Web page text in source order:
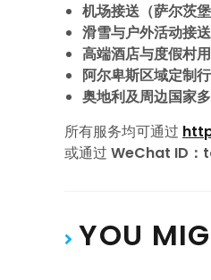
机场接送（萨尔茨
滑雪与户外活动接送
高端酒店与度假村
阿尔卑斯区域定制
奥地利及周边国家
所有服务均可通过
或通过 WeChat ID
YOU